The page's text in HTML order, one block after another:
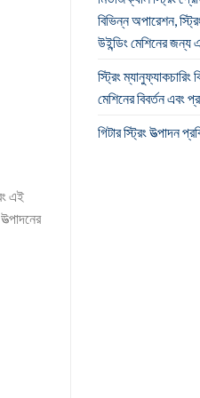
এই
বিভিন্ন অপারেশন,
উইন্ডিং মেশিনের জন্য
স্ট্রিং ম্যানুফ্যাকচারিং
মেশিনের বিবর্তন এবং
গিটার স্ট্রিং উত্পাদন